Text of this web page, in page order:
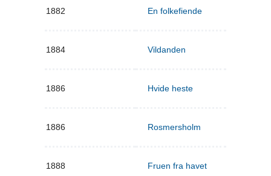
1882 En folkefiende
1884 Vildanden
1886 Hvide heste
1886 Rosmersholm
1888 Fruen fra havet